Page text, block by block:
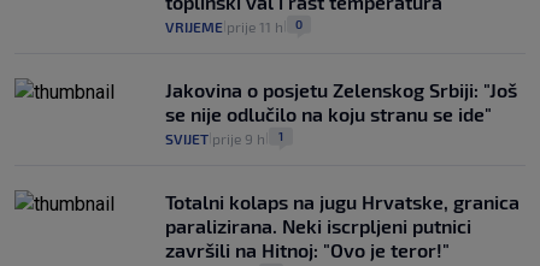
VRIJEME prije 11 h 0
Jakovina o posjetu Zelenskog Srbiji: "Još
se nije odlučilo na koju stranu se ide"
SVIJET prije 9 h 1
Totalni kolaps na jugu Hrvatske, granica
paralizirana. Neki iscrpljeni putnici
završili na Hitnoj: "Ovo je teror!"